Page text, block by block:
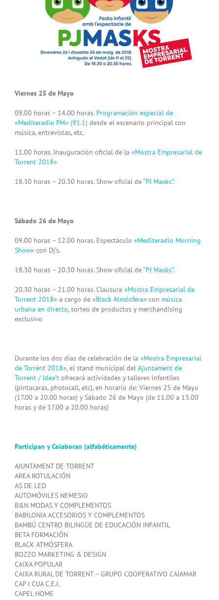
Viernes 25 de Mayo
09.00 horas – 14.00 horas. Programación especial de
«Mediteradio FM» (91.1) desde el escenario principal con
música, entrevistas, etc.
11.00 horas. Inauguración oficial de la «Mostra Empresarial de
Torrent 2018»
18.30 horas – 20.30 horas. Show oficial de“PJ Masks”.
Sábado 26 de Mayo
09.00 horas – 12.00 horas. Espectáculo «Mediteradio Morning
Show» con Dj’s.
18.30 horas – 20.30 horas. Show oficial de“PJ Masks”.
20.30 horas – 21.00 horas. Clausura «Mostra Empresarial de
Torrent 2018» a cargo de «Black Atmósfera» con música
urbana en directo, sorteo de productos y merchandising
exclusivo
Durante los dos días de celebración de la «Mostra Empresarial
de Torrent 2018», el stand municipal del Ajuntament de
Torrent / Idea’t ofrecerá actividades y talleres infantiles
(pintacaras, photocall, etc), en horario de: Viernes 25 de Mayo
(17.00 a 20.00 horas) y Sábado 26 de Mayo (de 11.00 a 13.00
horas y de 17.00 a 20.00 horas)
Participan y Colaboran (alfabéticamente)
AJUNTAMENT DE TORRENT
AREA ROTULACIÓN
AS DE LED
AUTOMÓVILES NEMESIO
B&N MODAS Y COMPLEMENTOS
BABILONIA ACCESORIOS Y COMPLEMENTOS
BAMBÚ CENTRO BILINGÜE DE EDUCACIÓN INFANTIL
BETA FORMACIÓN
BLACK ATMÓSFERA
BOZZO MARKETING & DESIGN
CAIXA POPULAR
CAIXA RURAL DE TORRENT – GRUPO COOPERATIVO CAJAMAR
CAP I CUA C.E.I.
CAPEL HOME